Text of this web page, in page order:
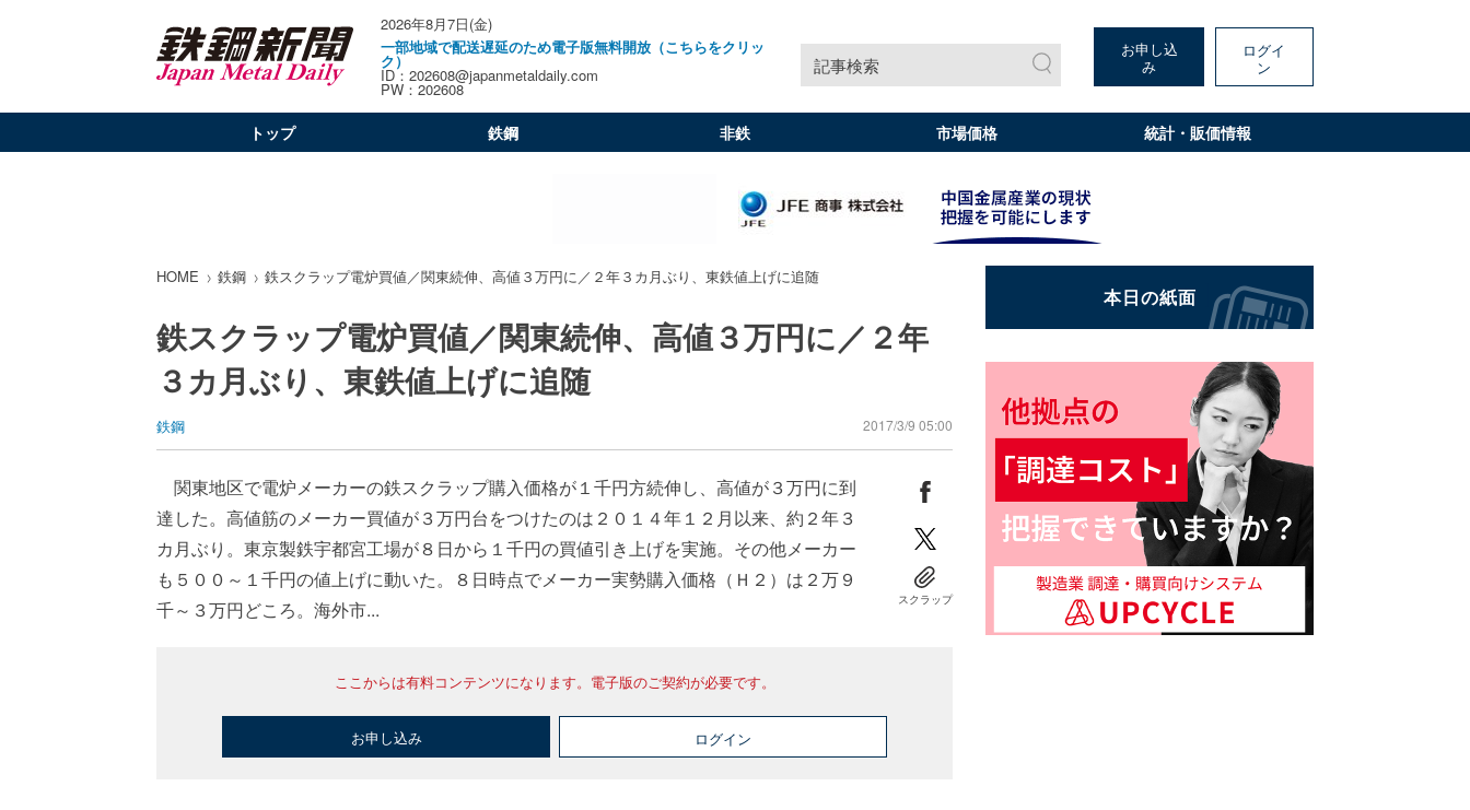
2026年8月7日(金)
一部地域で配送遅延のため電子版無料開放（こちらをクリッ
ク）
ID：202608@japanmetaldaily.com
PW：202608
記事検索
お申し込
み
ログイ
ン
トップ 鉄鋼 非鉄 市場価格 統計・販価情報
HOME 鉄鋼 鉄スクラップ電炉買値／関東続伸、高値３万円に／２年３カ月ぶり、東鉄値上げに追随
鉄スクラップ電炉買値／関東続伸、高値３万円に／２年
３カ月ぶり、東鉄値上げに追随
鉄鋼 2017/3/9 05:00
関東地区で電炉メーカーの鉄スクラップ購入価格が１千円方続伸し、高値が３万円に到
達した。高値筋のメーカー買値が３万円台をつけたのは２０１４年１２月以来、約２年３
カ月ぶり。東京製鉄宇都宮工場が８日から１千円の買値引き上げを実施。その他メーカー
も５００～１千円の値上げに動いた。８日時点でメーカー実勢購入価格（Ｈ２）は２万９
千～３万円どころ。海外市...
スクラップ
ここからは有料コンテンツになります。電子版のご契約が必要です。
お申し込み ログイン